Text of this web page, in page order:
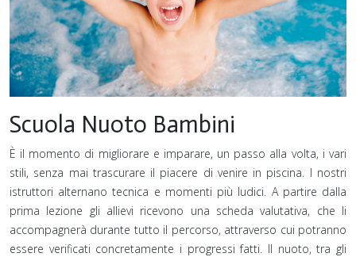
Scuola Nuoto Bambini
È il momento di migliorare e imparare, un passo alla volta, i vari
stili, senza mai trascurare il piacere di venire in piscina. I nostri
istruttori alternano tecnica e momenti più ludici. A partire dalla
prima lezione gli allievi ricevono una scheda valutativa, che li
accompagnerà durante tutto il percorso, attraverso cui potranno
essere verificati concretamente i progressi fatti. Il nuoto, tra gli